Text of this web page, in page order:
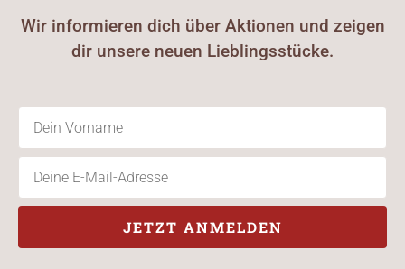
Wir informieren dich über Aktionen und zeigen
dir unsere neuen Lieblingsstücke.
JETZT ANMELDEN